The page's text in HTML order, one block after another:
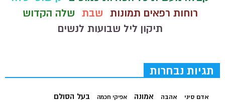
רוחות רפאים תמונות שבת שלה הקדוש
תיקון ליל שבועות לנשים
תגיות נבחרות
אדם סיני אהבה אמונה אפיקי חכמה בעל הסולם